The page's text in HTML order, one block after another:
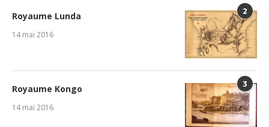
2
Royaume Lunda
14 mai 2016
3
Royaume Kongo
14 mai 2016